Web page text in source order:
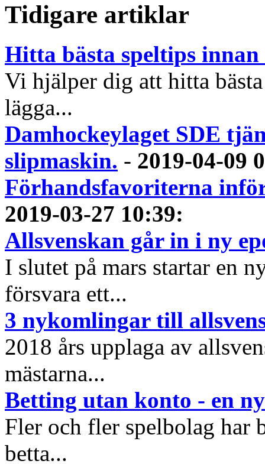
Tidigare artiklar
Hitta bästa speltips innan
Vi hjälper dig att hitta
lägga...
Damhockeylaget SDE
slipmaskin. - 2019-04-09
Förhandsfavoriterna
2019-03-27 10:39:
Allsvenskan går in i ny
I slutet på mars startar en
försvara ett...
3 nykomlingar till
2018 års upplaga av
mästarna...
Betting utan konto - en
Fler och fler spelbolag har
betta...